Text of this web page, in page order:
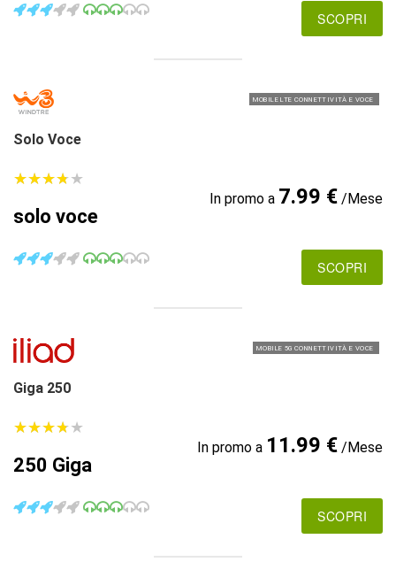
SCOPRI
MOBILE LTE CONNETTIVITÀ E VOCE
Solo Voce
★★★★★
★★★★★
solo voce
In promo a 7.99 €/Mese
SCOPRI
MOBILE 5G CONNETTIVITÀ E VOCE
Giga 250
★★★★★
★★★★★
250 Giga
In promo a 11.99 €/Mese
SCOPRI